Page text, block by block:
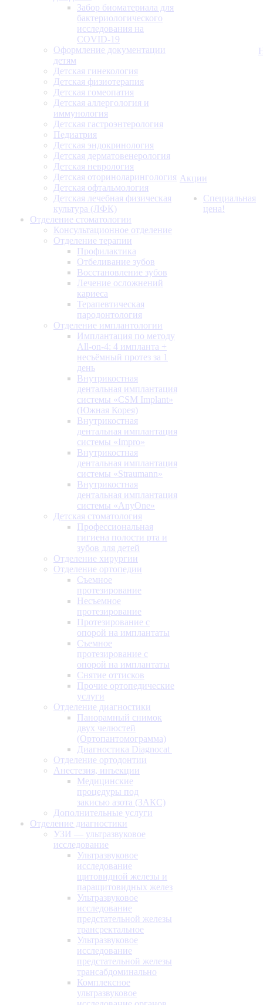
Забор биоматериала для
бактериологического
исследования на
COVID-19
Оформление документации
детям
Детская гинекология
Детская физиотерапия
Детская гомеопатия
Детская аллергология и
иммунология
Детская гастроэнтерология
Педиатрия
Детская эндокринология
Детская дерматовенерология
Детская неврология
Детская оториноларингология
Детская офтальмология
Детская лечебная физическая
культура (ЛФК)
Отделение стоматологии
Консультационное отделение
Отделение терапии
Профилактика
Отбеливание зубов
Восстановление зубов
Лечение осложнений
кариеса
Терапевтическая
пародонтология
Отделение имплантологии
Имплантация по методу
All-on-4: 4 импланта +
несъёмный протез за 1
день
Внутрикостная
дентальная имплантация
системы «CSM Implant»
(Южная Корея)
Внутрикостная
дентальная имплантация
системы «Impro»
Внутрикостная
дентальная имплантация
системы «Straumann»
Внутрикостная
дентальная имплантация
системы «AnyOne»
Детская стоматология
Профессиональная
гигиена полости рта и
зубов для детей
Отделение хирургии
Отделение ортопедии
Съемное
протезирование
Несъемное
протезирование
Протезирование с
опорой на имплантаты
Съемное
протезирование с
опорой на имплантаты
Снятие оттисков
Прочие ортопедические
услуги
Отделение диагностики
Панорамный снимок
двух челюстей
(Ортопантомограмма)
Диагностика Diagnocat
Отделение ортодонтии
Анестезия, инъекции
Медицинские
процедуры под
закисью азота (ЗАКС)
Дополнительные услуги
Отделение диагностики
УЗИ — ультразвуковое
исследование
Ультразвуковое
исследование
щитовидной железы и
паращитовидных желез
Ультразвуковое
исследование
предстательной железы
трансректальное
Ультразвуковое
исследование
предстательной железы
трансабдоминально
Комплексное
ультразвуковое
Акции
Специальная
цена!